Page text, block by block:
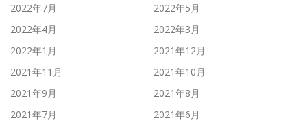
2022年7月
2022年5月
2022年4月
2022年3月
2022年1月
2021年12月
2021年11月
2021年10月
2021年9月
2021年8月
2021年7月
2021年6月